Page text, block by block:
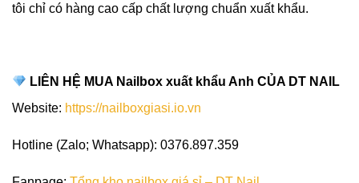
tôi chỉ có hàng cao cấp chất lượng chuẩn xuất khẩu.
LIÊN HỆ MUA Nailbox xuất khẩu Anh CỦA DT NAIL
Website: https://nailboxgiasi.io.vn
Hotline (Zalo; Whatsapp): 0376.897.359